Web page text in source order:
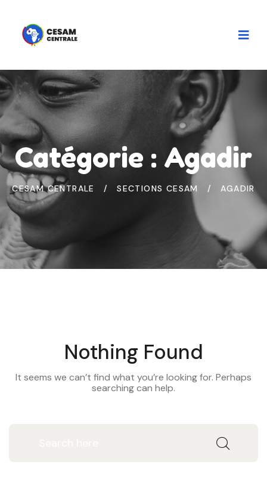
Catégorie : Agadir
CESAM CENTRALE SECTIONS CESAM AGADIR
Nothing Found
It seems we can’t find what you’re looking for. Perhaps
searching can help.